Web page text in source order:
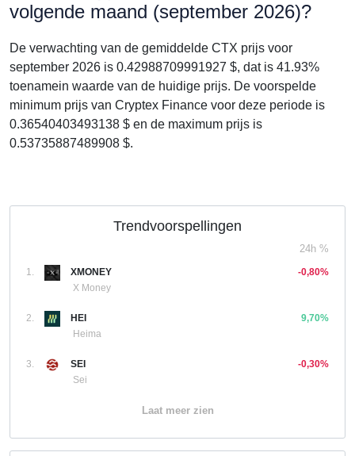
volgende maand (september 2026)?
De verwachting van de gemiddelde CTX prijs voor
september 2026 is 0.42988709991927 $, dat is 41.93%
toenamein waarde van de huidige prijs. De voorspelde
minimum prijs van Cryptex Finance voor deze periode is
0.36540403493138 $ en de maximum prijs is
0.53735887489908 $.
Trendvoorspellingen
24h %
1.
XMONEY
X Money
-0,80%
2.
HEI
Heima
9,70%
3.
SEI
Sei
-0,30%
Laat meer zien